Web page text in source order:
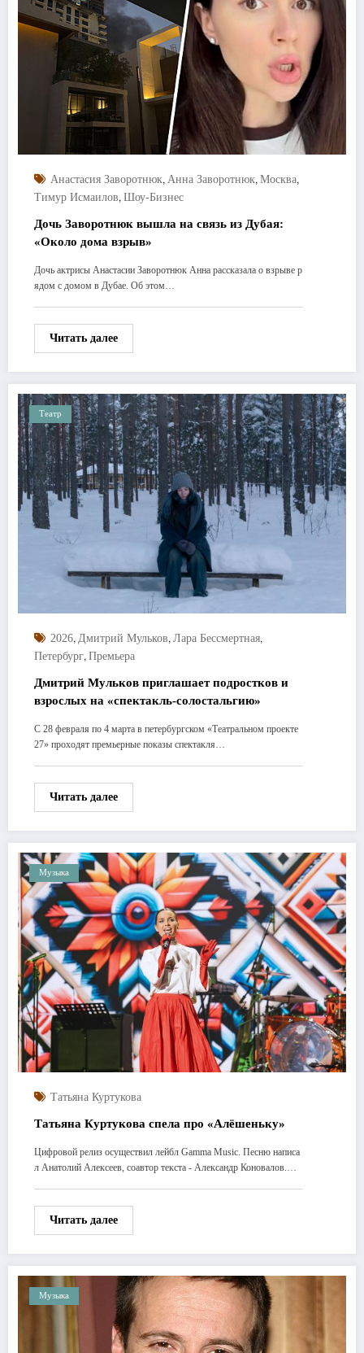
Анастасия Заворотнюк, Анна Заворотнюк, Москва,
Тимур Исмаилов, Шоу-Бизнес
Дочь Заворотнюк вышла на связь из Дубая:
«Около дома взрыв»
Дочь актрисы Анастасии Заворотнюк Анна рассказала о взрыве р
ядом с домом в Дубае. Об этом…
Читать далее
Театр
2026, Дмитрий Мульков, Лара Бессмертная,
Петербург, Премьера
Дмитрий Мульков приглашает подростков и
взрослых на «спектакль-солостальгию»
С 28 февраля по 4 марта в петербургском «Театральном проекте
27» проходят премьерные показы спектакля…
Читать далее
Музыка
Татьяна Куртукова
Татьяна Куртукова спела про «Алёшеньку»
Цифровой релиз осуществил лейбл Gamma Music. Песню написа
л Анатолий Алексеев, соавтор текста - Александр Коновалов.…
Читать далее
Музыка